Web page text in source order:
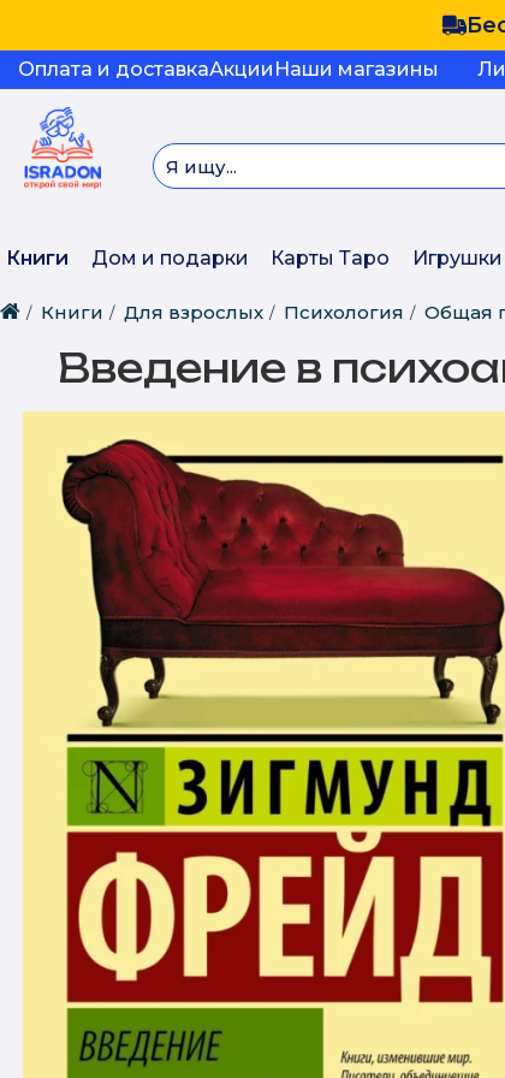
Оплата и доставкаАкции Наши магазины
Книги Дом и подарки Карты Таро Игрушки
Книги Для взрослых Психология Общая
Введение в